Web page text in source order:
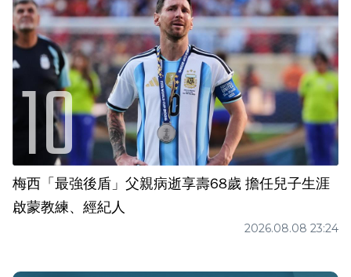
梅西「最強後盾」父親病逝享壽68歲 擔任兒子生涯
啟蒙教練、經紀人
2026.08.08 23:24